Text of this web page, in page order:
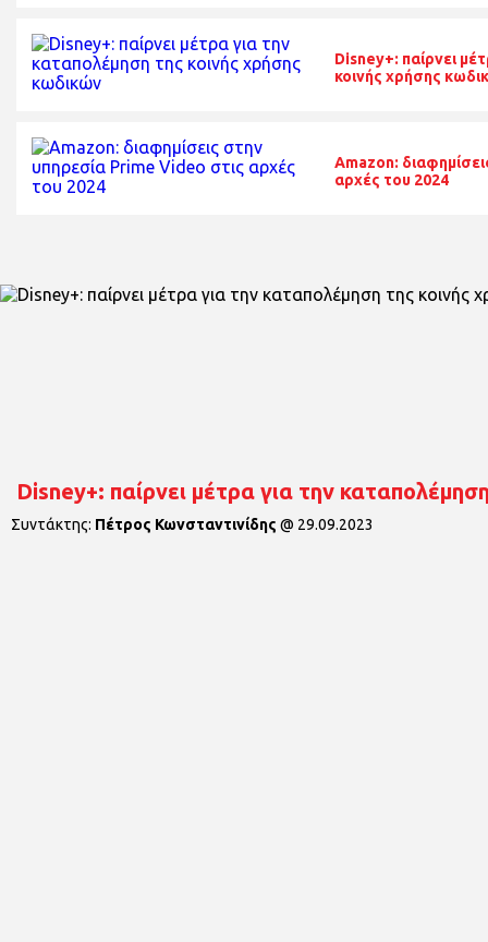
Disney+: παίρνει
κοινής χρήσης
Amazon:
αρχές του 2024
Disney+: παίρνει μέτρα για την
Συντάκτης: Πέτρος Κωνσταντινίδης @ 29.09.2023